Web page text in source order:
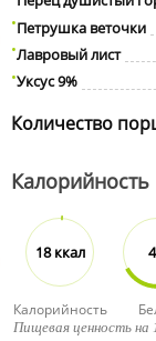
Петрушка веточки
Лавровый лист
Уксус 9%
Количество
Калорийность
18 ккал
Калорийность
Пищевая ценность на